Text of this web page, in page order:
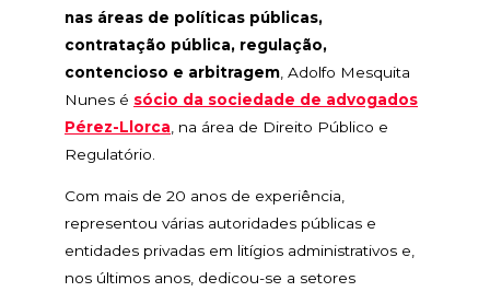
nas áreas de políticas públicas,
contratação pública, regulação,
contencioso e arbitragem , Adolfo Mesquita
Nunes é sócio da sociedade de advogados
Pérez-Llorca na área de Direito Público e
Regulatório
Com mais de 20 anos de experiência,
representou várias autoridades públicas e
entidades privadas em litígios administrativos e,
nos últimos anos, dedicou-se a setores